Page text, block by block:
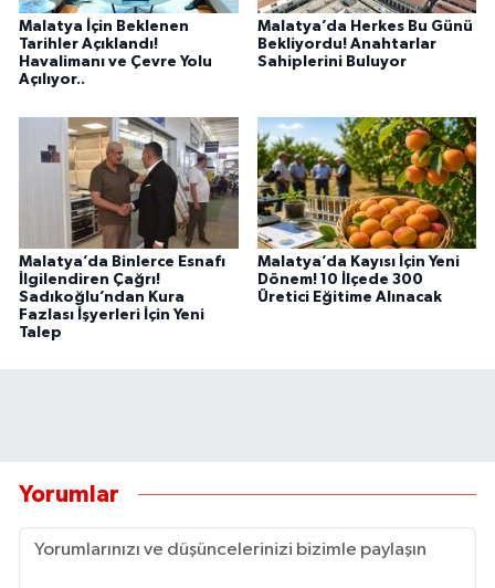
Malatya İçin Beklenen
Tarihler Açıklandı!
Havalimanı ve Çevre Yolu
Açılıyor..
Malatya’da Herkes Bu Günü
Bekliyordu! Anahtarlar
Sahiplerini Buluyor
Malatya’da Binlerce Esnafı
İlgilendiren Çağrı!
Sadıkoğlu’ndan Kura
Fazlası İşyerleri İçin Yeni
Talep
Malatya’da Kayısı İçin Yeni
Dönem! 10 İlçede 300
Üretici Eğitime Alınacak
Yorumlar